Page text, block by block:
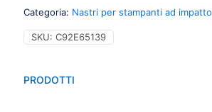
PRODOTTI
Categoria: Nastri per stampanti ad impatto
SKU: C92E65139